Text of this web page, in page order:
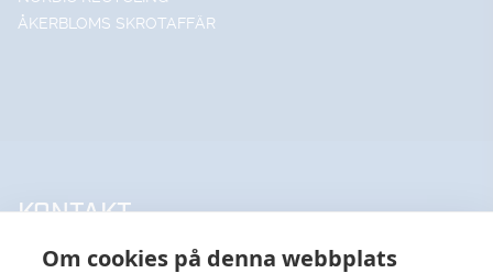
Om cookies på denna webbplats
ÅKERBLOMS SKROTAFFÄR
KONTAKT
UPPSALA HANDELSSTÅL AB